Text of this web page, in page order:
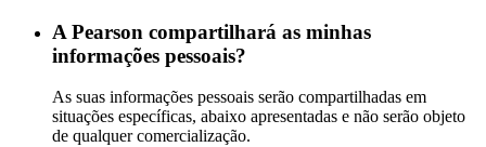
A Pearson compartilhará as minhas
informações pessoais?
As suas informações pessoais serão compartilhadas em
situações específicas, abaixo apresentadas e não serão objeto
de qualquer comercialização.